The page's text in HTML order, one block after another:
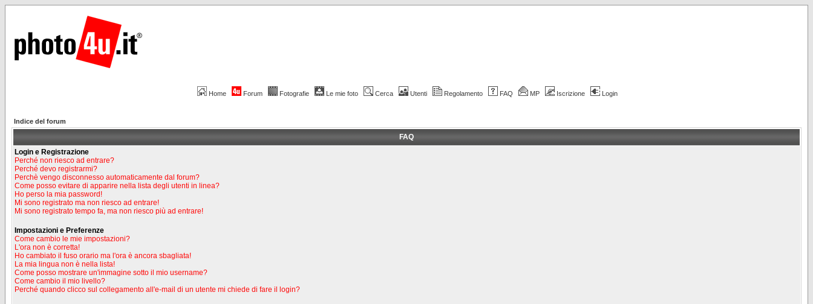
Home Forum Fotografie Le mie foto Cerca Utenti Regolamento FAQ MP Iscrizione Login
Indice del forum
FAQ
Login e Registrazione
Perché non riesco ad entrare?
Perché devo registrarmi?
Perchè vengo disconnesso automaticamente dal forum?
Come posso evitare di apparire nella lista degli utenti in linea?
Ho perso la mia password!
Mi sono registrato ma non riesco ad entrare!
Mi sono registrato tempo fa, ma non riesco più ad entrare!
Impostazioni e Preferenze
Come cambio le mie impostazioni?
L'ora non è corretta!
Ho cambiato il fuso orario ma l'ora è ancora sbagliata!
La mia lingua non è nella lista!
Come posso mostrare un'immagine sotto il mio username?
Come cambio il mio livello?
Perché quando clicco sul collegamento all'e-mail di un utente mi chiede di fare il login?